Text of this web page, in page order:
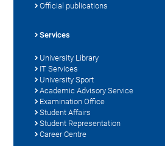
Official publications
Services
University Library
IT Services
University Sport
Academic Advisory Service
Examination Office
Student Affairs
Student Representation
Career Centre